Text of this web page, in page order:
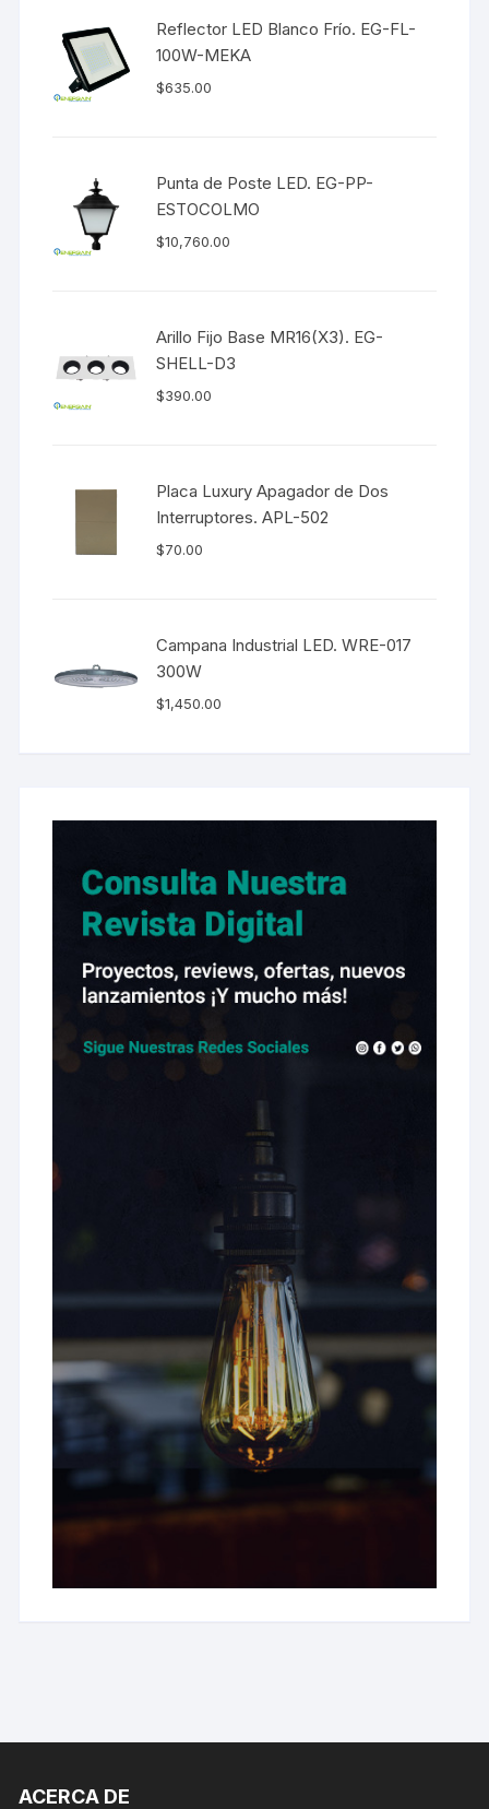
Reflector LED Blanco Frío. EG-FL-
100W-MEKA
$635.00
Punta de Poste LED. EG-PP-
ESTOCOLMO
$10,760.00
Arillo Fijo Base MR16(X3). EG-
SHELL-D3
$390.00
Placa Luxury Apagador de Dos
Interruptores. APL-502
$70.00
Campana Industrial LED. WRE-017
300W
$1,450.00
ACERCA DE